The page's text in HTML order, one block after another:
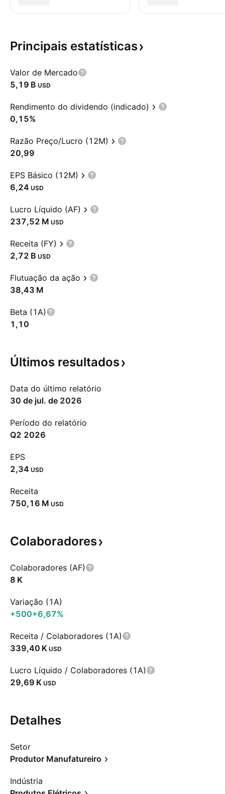
Principais estatísticas
Valor de Mercado
‪5,19 B‬ USD
Rendimento do dividendo (indicado)
0,15%
Razão Preço/Lucro (12M)
20,99
EPS Básico (12M)
6,24 USD
Lucro Líquido (AF)
‪237,52 M‬ USD
Receita (FY)
‪2,72 B‬ USD
Flutuação da ação
‪38,43 M‬
Beta (1A)
1,10
Últimos resultados
Data do último relatório
30 de jul. de 2026
Período do relatório
Q2 2026
EPS
2,34 USD
Receita
‪750,16 M‬ USD
Colaboradores
Colaboradores (AF)
‪8 K‬
Variação (1A)
+500+6,67%
Receita / Colaboradores (1A)
‪339,40 K‬ USD
Lucro Líquido / Colaboradores (1A)
‪29,69 K‬ USD
Detalhes
Setor
Produtor Manufatureiro
Indústria